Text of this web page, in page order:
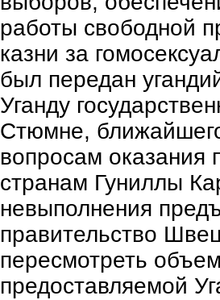
работы свободной
казни за
был передан
Уганду
Стюмне,
вопросам
странам Гуниллы
невыполнения
правительство
пересмотреть
предоставляемой